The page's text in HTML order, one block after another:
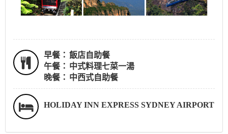
早餐： 飯店自助餐
午餐： 中式料理七菜一湯
晚餐： 中西式自助餐
HOLIDAY INN EXPRESS SYDNEY AIRPORT